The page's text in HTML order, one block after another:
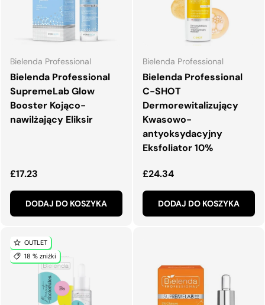
Bielenda Professional
Bielenda Professional
SupremeLab Glow
Booster Kojąco-
nawilżający Eliksir
Normalna cena
£17.23
DODAJ DO KOSZYKA
Bielenda Professional
Bielenda Professional
C-SHOT
Dermorewitalizujący
Kwasowo-
antyoksydacyjny
Eksfoliator 10%
Normalna cena
£24.34
DODAJ DO KOSZYKA
OUTLET
18 % zniżki